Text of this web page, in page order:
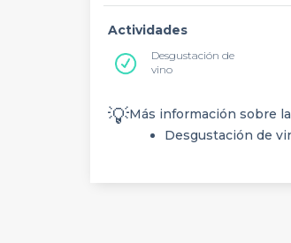
Actividades
Desgustación de
vino
💡Más información sobre
Desgustación de